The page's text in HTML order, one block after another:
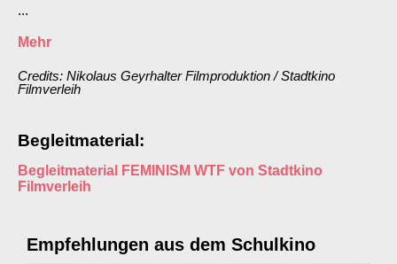
...
Mehr
Credits: Nikolaus Geyrhalter Filmproduktion / Stadtkino
Filmverleih
Begleitmaterial:
Begleitmaterial FEMINISM WTF von Stadtkino
Filmverleih
Empfehlungen aus dem Schulkino